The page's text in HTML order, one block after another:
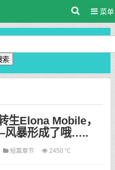
菜单
索
生Elona Mobile，
风暴形成了哦…..
短篇章节 2450 ℃